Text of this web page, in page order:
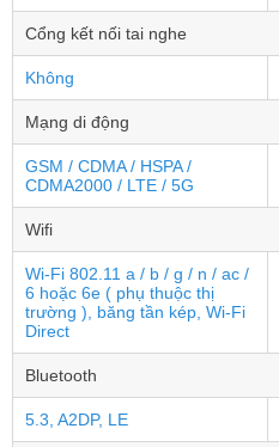
Cổng kết nối tai nghe
Không
Mạng di động
GSM / CDMA / HSPA /
CDMA2000 / LTE / 5G
Wifi
Wi-Fi 802.11 a / b / g / n / ac /
6 hoặc 6e ( phụ thuộc thị
trường ), băng tần kép, Wi-Fi
Direct
Bluetooth
5.3, A2DP, LE